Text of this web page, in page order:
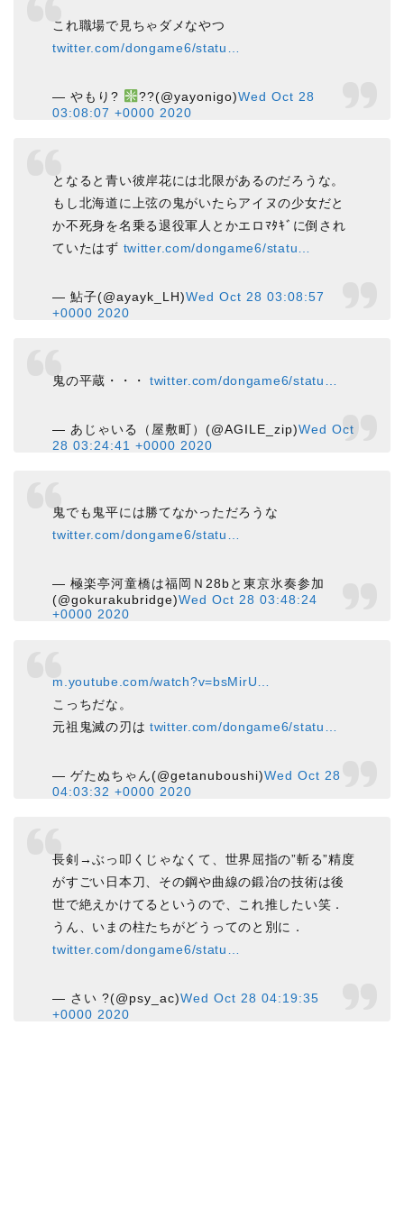
これ職場で見ちゃダメなやつ
twitter.com/dongame6/statu…
— やもり? ??(@yayonigo)Wed Oct 28
03:08:07 +0000 2020
となると青い彼岸花には北限があるのだろうな。
もし北海道に上弦の鬼がいたらアイヌの少女だと
か不死身を名乗る退役軍人とかエロﾏﾀｷﾞに倒され
ていたはず twitter.com/dongame6/statu…
— 鮎子(@ayayk_LH)Wed Oct 28 03:08:57
+0000 2020
鬼の平蔵・・・ twitter.com/dongame6/statu…
— あじゃいる（屋敷町）(@AGILE_zip)Wed Oct
28 03:24:41 +0000 2020
鬼でも鬼平には勝てなかっただろうな
twitter.com/dongame6/statu…
— 極楽亭河童橋は福岡Ｎ28bと東京氷奏参加
(@gokurakubridge)Wed Oct 28 03:48:24
+0000 2020
m.youtube.com/watch?v=bsMirU…
こっちだな。
元祖鬼滅の刃は twitter.com/dongame6/statu…
— ゲたぬちゃん(@getanuboushi)Wed Oct 28
04:03:32 +0000 2020
長剣→ぶっ叩くじゃなくて、世界屈指の”斬る”精度
がすごい日本刀、その鋼や曲線の鍛冶の技術は後
世で絶えかけてるというので、これ推したい笑．
うん、いまの柱たちがどうってのと別に．
twitter.com/dongame6/statu…
— さい ?(@psy_ac)Wed Oct 28 04:19:35
+0000 2020